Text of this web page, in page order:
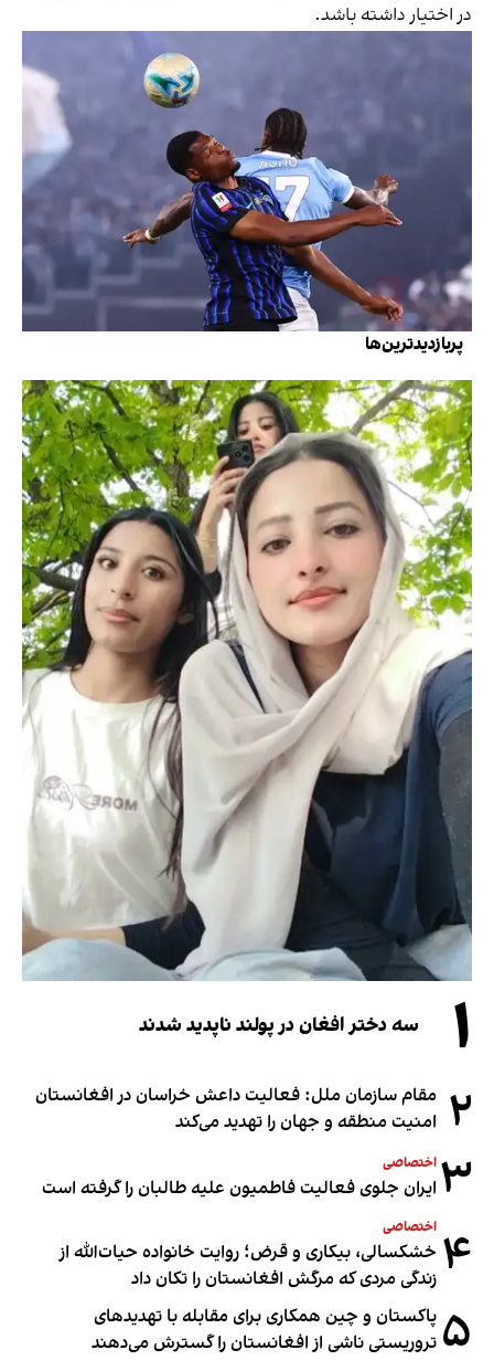
در اختیار داشته باشد.
پربازدیدترین‌ها
۱ سه دختر افغان در پولند ناپدید شدند
۲ مقام سازمان ملل: فعالیت داعش خراسان در افغانستان
امنیت منطقه و جهان را تهدید می‌کند
۳ اختصاصی
ایران جلوی فعالیت فاطمیون علیه طالبان را گرفته است
۴ اختصاصی
خشکسالی، بیکاری و قرض؛ روایت خانواده حیات‌الله از
زندگی مردی که مرگش افغانستان را تکان داد
۵ پاکستان و چین همکاری برای مقابله با تهدیدهای
تروریستی ناشی از افغانستان را گسترش می‌دهند